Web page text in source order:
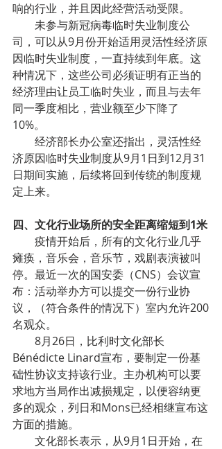
响的行业，并且因此经营活动受限。
未参与新冠病毒临时失业制度公
司，可以从9月份开始适用灵活性经济原
因临时失业制度，一直持续到年底。这
种情况下，这些公司必须证明有正当的
经济理由让员工临时失业，而且与去年
同一季度相比，营业额至少下降了
10%。
经济部长办公室还指出，灵活性经
济原因临时失业制度从9月1日到12月31
日期间实施，后续将回到传统的制度规
定上来。
四、文化行业场所的安全距离缩短到1米
疫情开始后，所有的文化行业几乎
瘫痪，音乐会，音乐节，戏剧表演被叫
停。最近一次的国安委（CNS）会议宣
布：活动举办方可以提交一份行业协
议，（符合条件的情况下）室内允许200
名观众。
8月26日，比利时文化部长
Bénédicte Linard宣布，要制定一份基
础性协议支持该行业。主办机构可以要
求地方当局作出减损规定，以便容纳更
多的观众，列日和Mons已经相继宣布这
方面的措施。
文化部长表示，从9月1日开始，在